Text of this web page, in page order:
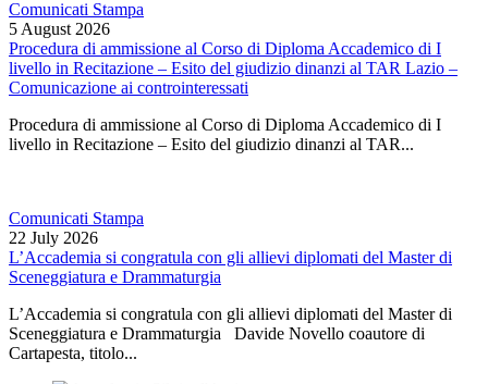
Comunicati Stampa
5 August 2026
Procedura di ammissione al Corso di Diploma Accademico di I
livello in Recitazione – Esito del giudizio dinanzi al TAR Lazio –
Comunicazione ai controinteressati
Procedura di ammissione al Corso di Diploma Accademico di I
livello in Recitazione – Esito del giudizio dinanzi al TAR...
Comunicati Stampa
22 July 2026
L’Accademia si congratula con gli allievi diplomati del Master di
Sceneggiatura e Drammaturgia
L’Accademia si congratula con gli allievi diplomati del Master di
Sceneggiatura e Drammaturgia Davide Novello coautore di
Cartapesta, titolo...